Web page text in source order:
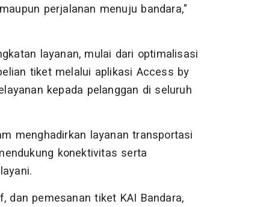
perjalanan menuju bandara,"
layanan, mulai dari optimalisasi
tiket melalui aplikasi Access by
kepada pelanggan di seluruh
menghadirkan layanan transportasi
konektivitas serta
dan pemesanan tiket KAI Bandara,